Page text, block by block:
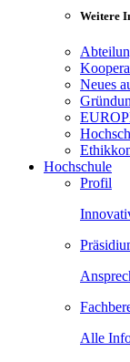
Weitere
Neues
Hochschule
Profil
Alle